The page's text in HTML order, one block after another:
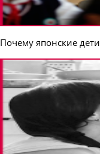
Почему японские